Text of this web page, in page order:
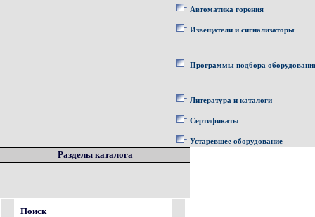
Автоматика горения
Извещатели и сигнализаторы
Программы подбора
Литература и каталоги
Сертификаты
Устаревшее оборудование
Разделы каталога
Поиск